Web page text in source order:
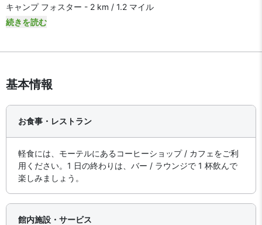
キャンプ フォスター - 2 km / 1.2 マイル
続きを読む
基本情報
お食事・レストラン
軽食には、モーテルにあるコーヒーショップ / カフェをご利
用ください。1 日の終わりは、バー / ラウンジで 1 杯飲んで
楽しみましょう。
館内施設・サービス